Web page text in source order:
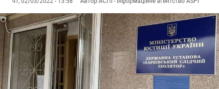
#ООС
#боротьба
з
корупцією
#ДФС #Київ #коронавірус